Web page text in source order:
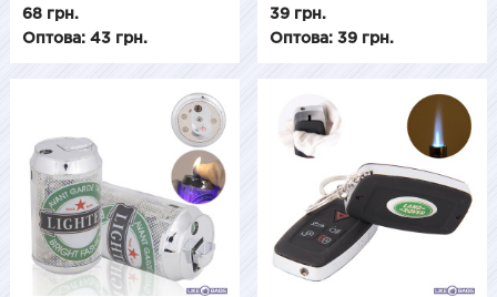
68 грн.
Оптова: 43 грн.
39 грн.
Оптова: 39 грн.